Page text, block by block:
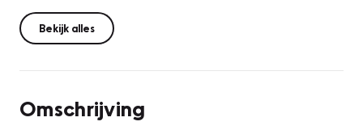
Bekijk alles
Omschrijving